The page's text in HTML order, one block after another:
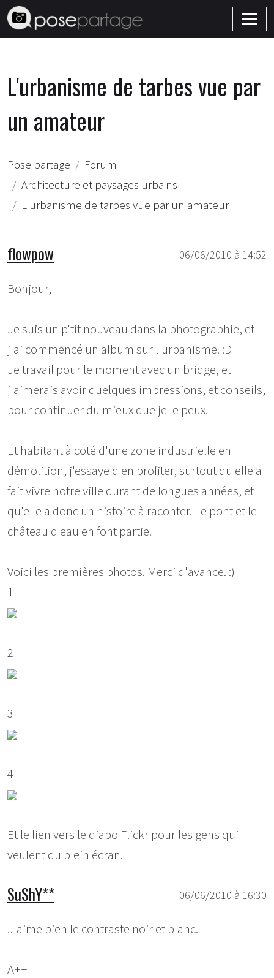
L'urbanisme de tarbes vue par
un amateur
Pose partage
Forum
Architecture et paysages urbains
L'urbanisme de tarbes vue par un amateur
06/06/2010 à 14:52
flowpow
Bonjour,
Je suis un p'tit nouveau dans la photographie, et
j'ai commencé un album sur l'urbanisme. :D
Je travail pour le moment avec un bridge, et
j'aimerais avoir quelques impressions, et conseils,
pour continuer du mieux que je le peux.
Et habitant à coté d'une zone industrielle en
démolition, j'essaye d'en profiter, surtout qu'elle a
fait vivre notre ville durant de longues années, et
qu'elle a donc un histoire à raconter. Le pont et le
château d'eau en font partie.
Voici les premières photos. Merci d'avance. :)
1
2
3
4
Et le lien vers le diapo Flickr pour les gens qui
veulent du plein écran.
06/06/2010 à 16:30
SuShY**
J'aime bien le contraste noir et blanc.
A++